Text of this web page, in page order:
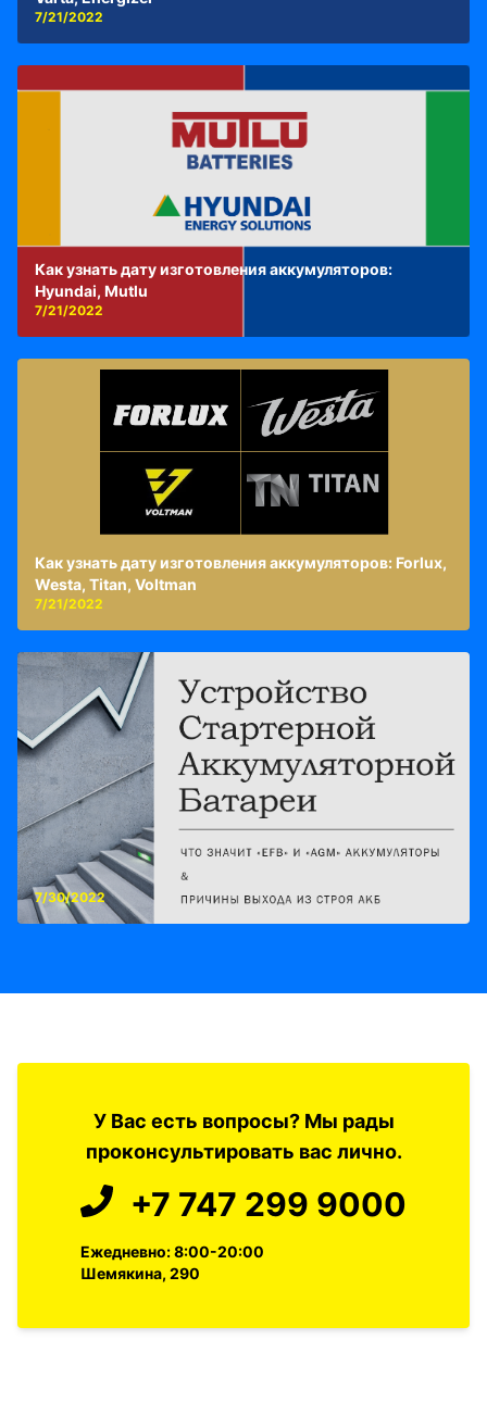
7/21/2022
Как узнать дату изготовления аккумуляторов:
Hyundai, Mutlu
7/21/2022
Как узнать дату изготовления аккумуляторов: Forlux,
Westa, Titan, Voltman
7/21/2022
7/30/2022
У Вас есть вопросы? Мы рады
проконсультировать вас лично.
+7 747 299 9000
Ежедневно: 8:00-20:00
Шемякина, 290